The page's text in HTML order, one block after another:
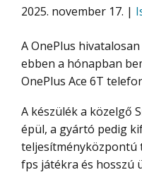
2025. november 17. |
A OnePlus
ebben a hónapban
OnePlus Ace 6T
A készülék a közelgő Snapdragon 8 Gen 5 lapkára
épül, a gyártó pedig
teljesítményközpontú
fps játékra és hosszú